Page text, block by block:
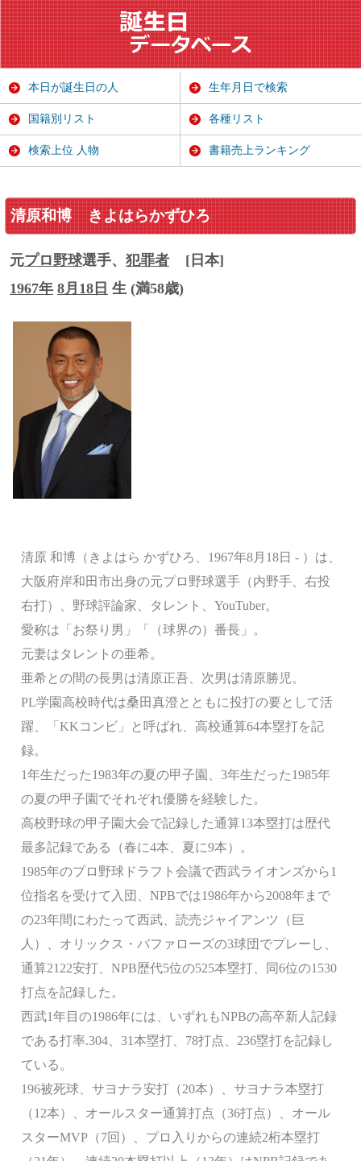
清原和博 きよはらかずひろ
元プロ野球選手、 犯罪者
[日本]
1967年 8月18日 生 (満58歳)
清原 和博（きよはら かずひろ、1967年8月18日 - ）は、
大阪府岸和田市出身の元プロ野球選手（内野手、右投
右打）、野球評論家、タレント、YouTuber。
愛称は「お祭り男」「（球界の）番長」。
元妻はタレントの亜希。
亜希との間の長男は清原正吾、次男は清原勝児。
PL学園高校時代は桑田真澄とともに投打の要として活
躍、「KKコンビ」と呼ばれ、高校通算64本塁打を記
録。
1年生だった1983年の夏の甲子園、3年生だった1985年
の夏の甲子園でそれぞれ優勝を経験した。
高校野球の甲子園大会で記録した通算13本塁打は歴代
最多記録である（春に4本、夏に9本）。
1985年のプロ野球ドラフト会議で西武ライオンズから1
位指名を受けて入団、NPBでは1986年から2008年まで
の23年間にわたって西武、読売ジャイアンツ（巨
人）、オリックス・バファローズの3球団でプレーし、
通算2122安打、NPB歴代5位の525本塁打、同6位の1530
打点を記録した。
西武1年目の1986年には、いずれもNPBの高卒新人記録
である打率.304、31本塁打、78打点、236塁打を記録し
ている。
196被死球、サヨナラ安打（20本）、サヨナラ本塁打
（12本）、オールスター通算打点（36打点）、オール
スターMVP（7回）、プロ入りからの連続2桁本塁打
本日が誕生日の人 生年月日で検索
国籍別リスト 各種リスト
検索上位 人物 書籍売上ランキング